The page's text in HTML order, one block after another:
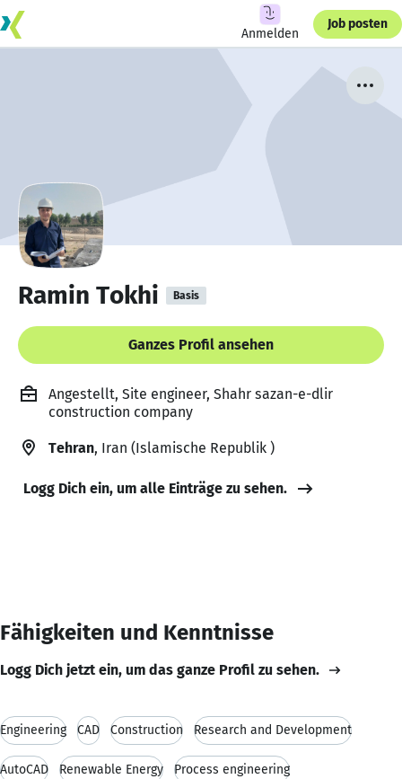
Anmelden
Job posten
Ramin Tokhi Basis
Ganzes Profil ansehen
Angestellt, Site engineer, Shahr sazan-e-dlir
construction company
Tehran, Iran (Islamische Republik )
Logg Dich ein, um alle Einträge zu sehen.
Fähigkeiten und Kenntnisse
Logg Dich jetzt ein, um das ganze Profil zu sehen.
Engineering CAD Construction Research and Development
AutoCAD Renewable Energy Process engineering